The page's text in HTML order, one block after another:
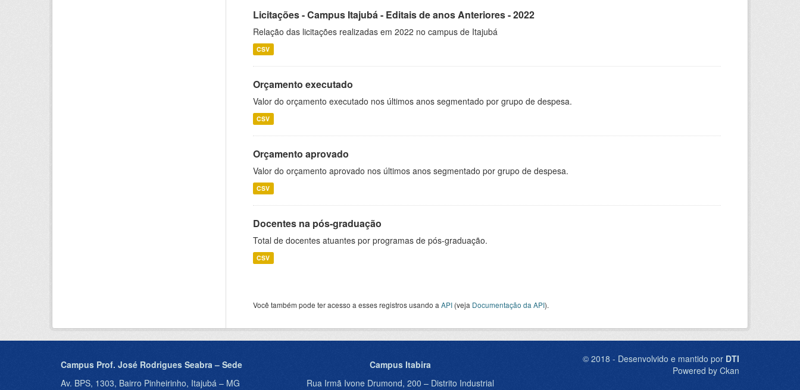
Licitações - Campus Itajubá - Editais de anos Anteriores - 2022
Relação das licitações realizadas em 2022 no campus de Itajubá
CSV
Orçamento executado
Valor do orçamento executado nos últimos anos segmentado por grupo de despesa.
CSV
Orçamento aprovado
Valor do orçamento aprovado nos últimos anos segmentado por grupo de despesa.
CSV
Docentes na pós-graduação
Total de docentes atuantes por programas de pós-graduação.
CSV
Você também pode ter acesso a esses registros usando a API (veja Documentação da API).
Campus Prof. José Rodrigues Seabra – Sede
Av. BPS, 1303, Bairro Pinheirinho, Itajubá – MG
Campus Itabira
Rua Irmã Ivone Drumond, 200 – Distrito Industrial
© 2018 - Desenvolvido e mantido por DTI
Powered by Ckan